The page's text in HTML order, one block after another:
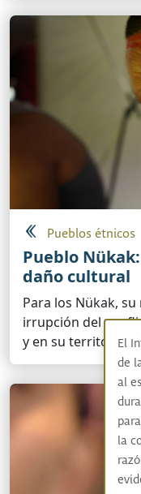
Pueblos étnicos
Pueblo
daño cultural
Para los Nükak,
irrupción del
y en su territorio.
El
de
al
la